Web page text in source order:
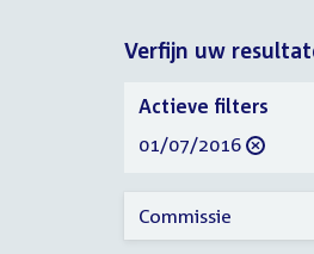
Verfijn uw
Verfijn
uw
resultaten
Actieve filters
verwijder
01/07/2016
Commissie